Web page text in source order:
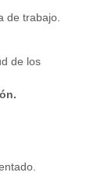
de trabajo.
de los